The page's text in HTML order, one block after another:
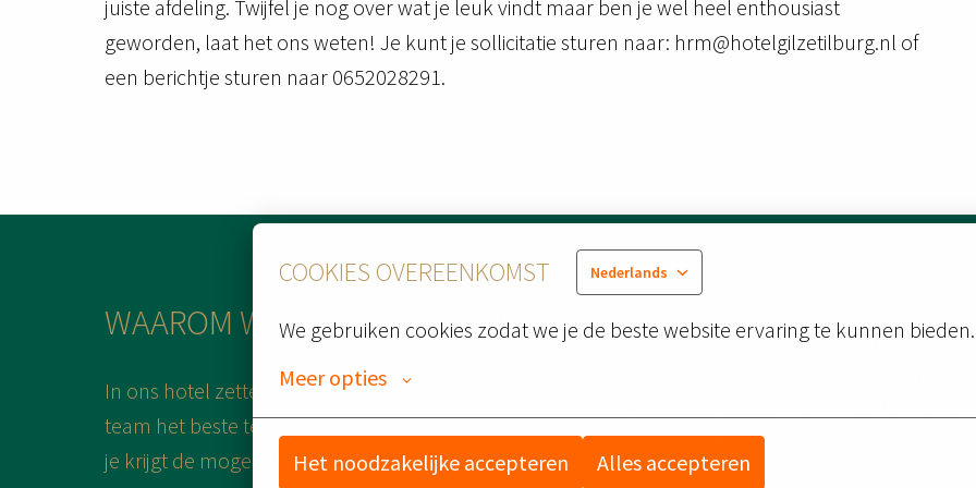
COOKIES OVEREENKOMST Nederlands
We gebruiken cookies zodat we je de beste website ervaring te kunnen bieden.
Meer opties
Het noodzakelijke accepteren Alles accepteren
juiste afdeling. Twijfel je nog over wat je leuk vindt maar ben je wel heel enthousiast
geworden, laat het ons weten! Je kunt je sollicitatie sturen naar: hrm@hotelgilzetilburg.nl of
een berichtje sturen naar 0652028291.
WAAROM WERKEN BIJ VAN DER VALK?
In ons hotel zetten we alles op alles om onze gasten maar ook ons
team het beste te bieden. Je werkt in een open, spontane sfeer en
je krijgt de mogelijkheid jezelf te ontplooien.
GRATIS SPORTEN